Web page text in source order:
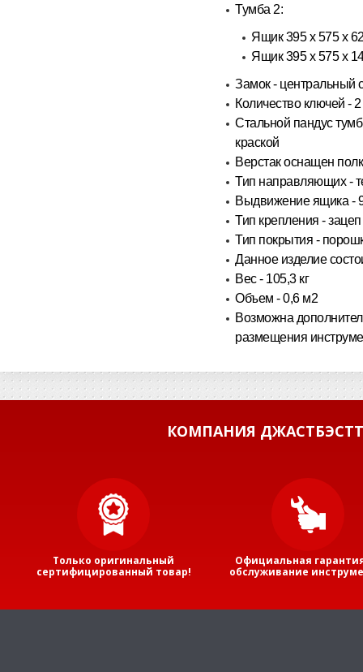
Тумба 2:
Ящик 395 х 575 х
Ящик 395 х 575 х
Замок - центральный
Количество ключей -
Стальной пандус
краской
Верстак оснащен
Тип направляющих -
Выдвижение ящика -
Тип крепления - зацеп
Тип покрытия -
Данное изделие
Вес - 105,3 кг
Объем - 0,6 м2
Возможна
размещения
КОМПАНИЯ
Только оригинальный
сертифицированный товар!
Официальная
обслуживание